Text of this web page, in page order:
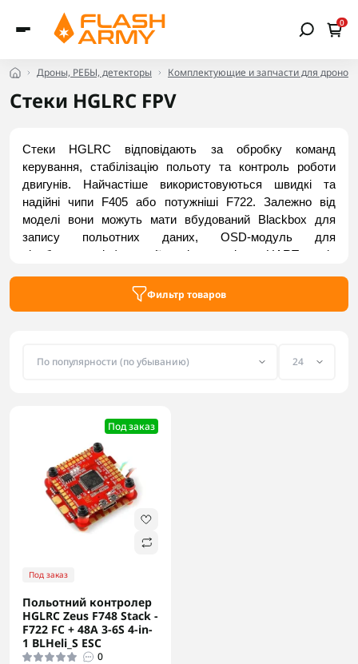
0
Дроны, РЕБЫ, детекторы Комплектующие и запчасти для дронов
Стеки HGLRC FPV
Стеки HGLRC відповідають за обробку команд
керування, стабілізацію польоту та контроль роботи
двигунів. Найчастіше використовуються швидкі та
надійні чипи F405 або потужніші F722. Залежно від
моделі вони можуть мати вбудований Blackbox для
запису польотних даних, OSD-модуль для
відображення інформації на відео та кілька UART-портів
стеки від HGLRC у каталозі Flash Army.
Фильтр товаров
Под заказ
Под заказ
Польотний контролер
HGLRC Zeus F748 Stack -
F722 FC + 48A 3-6S 4-in-
1 BLHeli_S ESC
0